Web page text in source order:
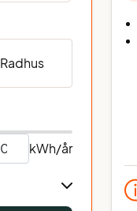
Radhus
kWh/år